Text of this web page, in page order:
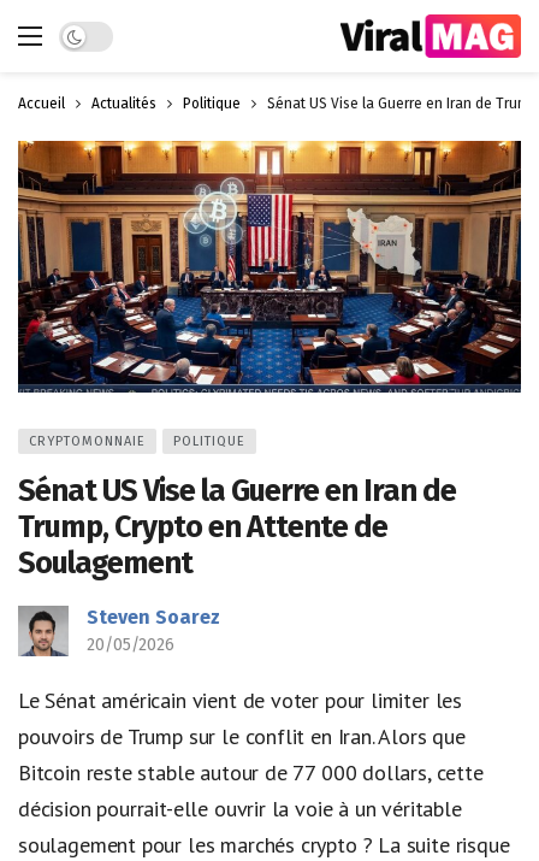
Dark mode
Accueil Actualités Politique Sénat US Vise la Guerre en Iran de
CRYPTOMONNAIE POLITIQUE
Sénat US Vise la Guerre en Iran de
Trump, Crypto en Attente de
Soulagement
Steven Soarez
20/05/2026
Le Sénat américain vient de voter pour limiter les
pouvoirs de Trump sur le conflit en Iran. Alors que
Bitcoin reste stable autour de 77 000 dollars, cette
décision pourrait-elle ouvrir la voie à un véritable
soulagement pour les marchés crypto ? La suite risque